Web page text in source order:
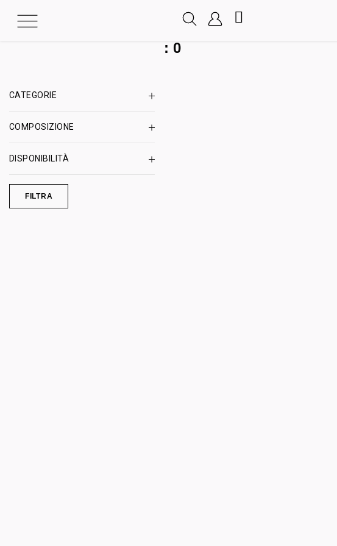
: 0
CATEGORIE
COMPOSIZIONE
DISPONIBILITÀ
FILTRA